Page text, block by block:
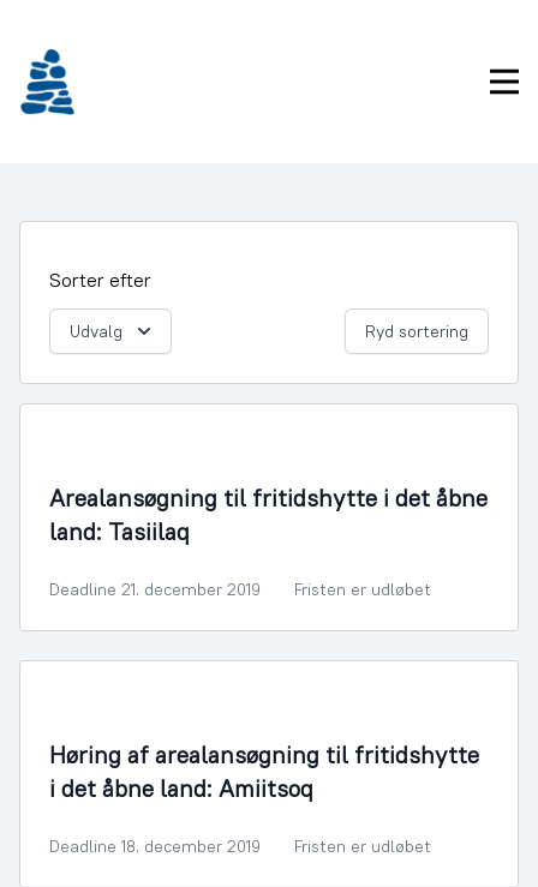
indhold
Sorter efter
Udvalg Ryd sortering
Arealansøgning til fritidshytte i det åbne
land: Tasiilaq
Deadline 21. december 2019 Fristen er udløbet
Høring af arealansøgning til fritidshytte
i det åbne land: Amiitsoq
Deadline 18. december 2019 Fristen er udløbet